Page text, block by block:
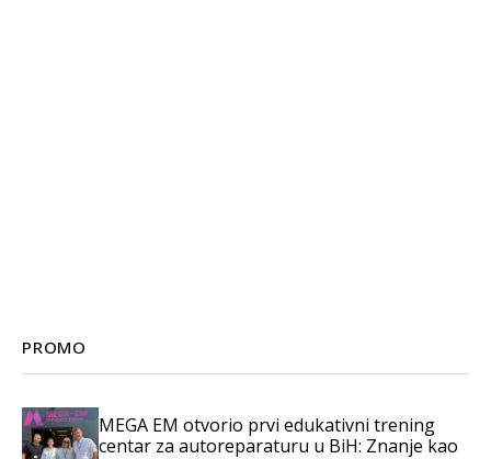
PROMO
MEGA EM otvorio prvi edukativni trening
centar za autoreparaturu u BiH: Znanje kao